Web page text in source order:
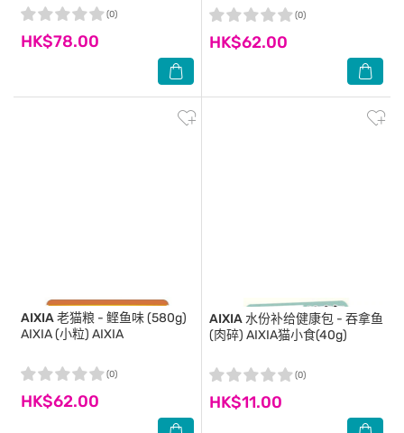
HK$78.00
(0)
HK$62.00
(0)
AIXIA老猫粮 - 鲣鱼味 (580g)
AIXIA (小粒) AIXIA
HK$62.00
(0)
AIXIA水份补给健康包 - 吞拿鱼
(肉碎) AIXIA猫小食(40g)
HK$11.00
(0)